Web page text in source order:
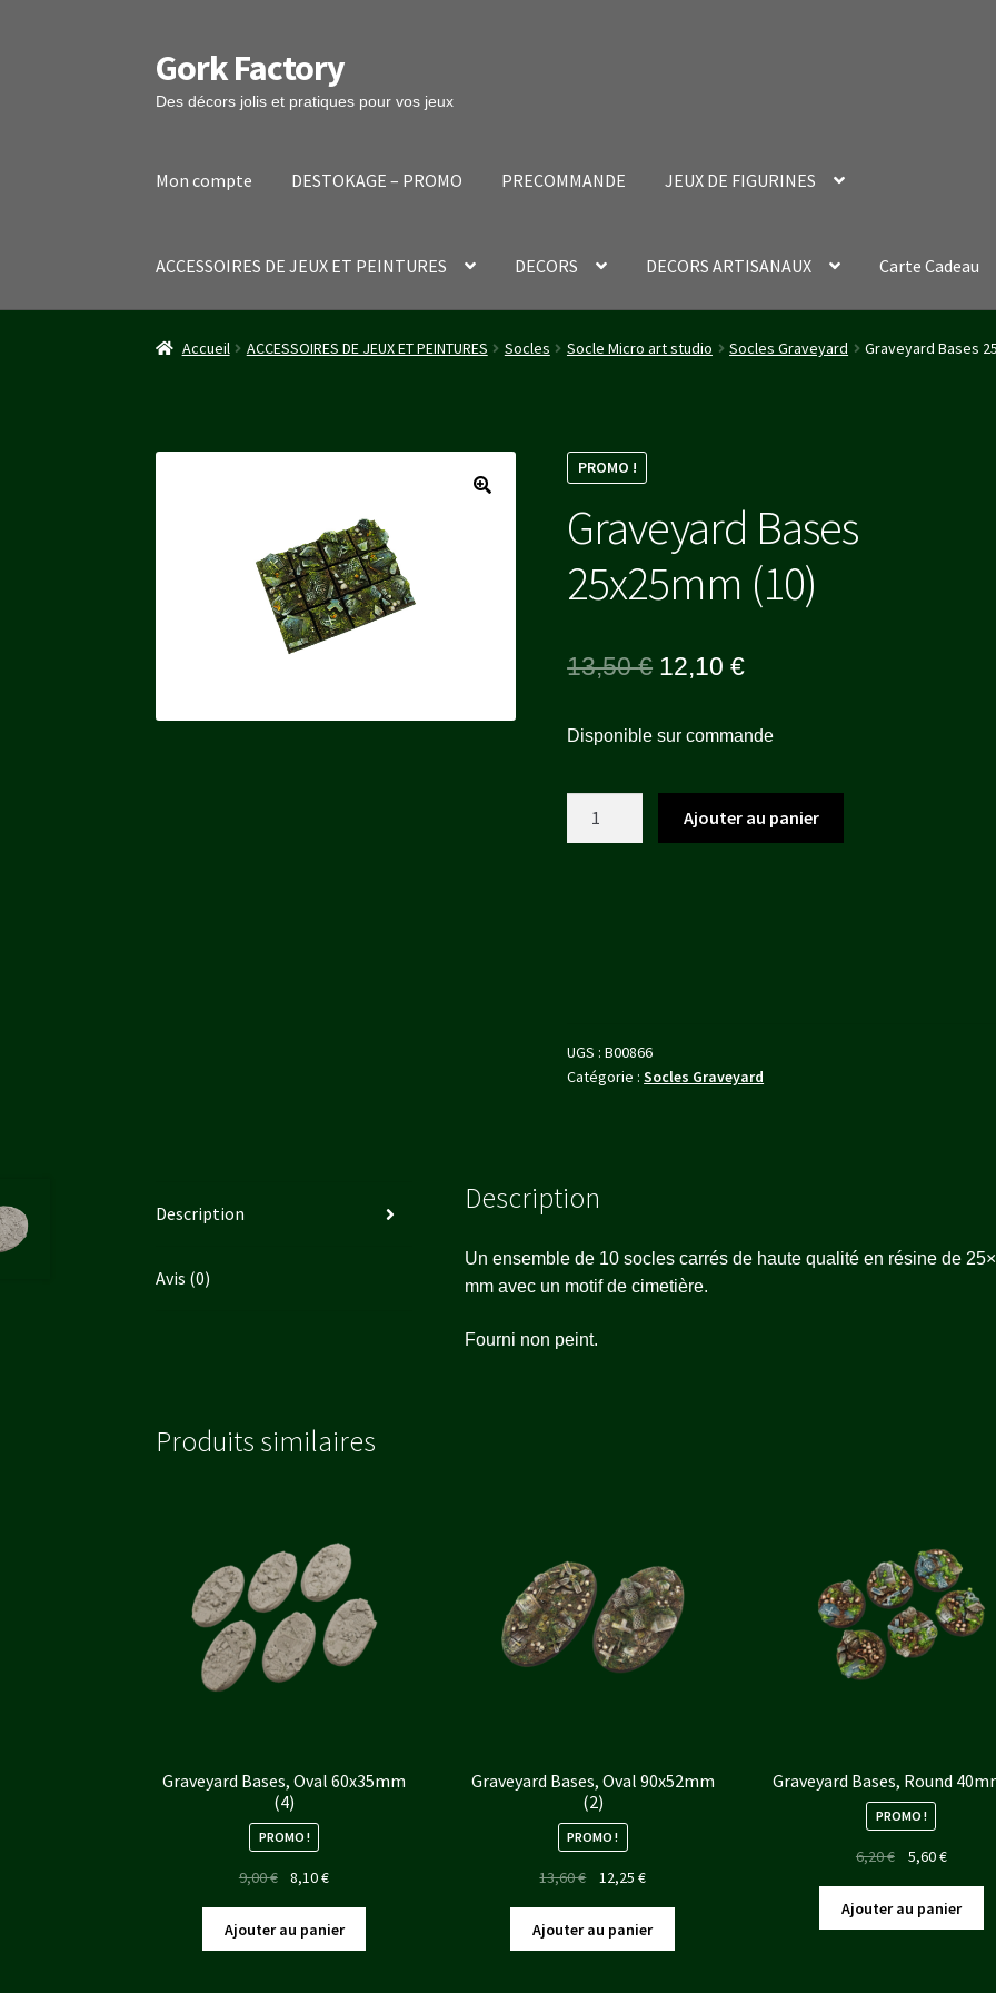
Aller
à
la
Aller
au
contenu
Gork Factory
Des décors jolis et pratiques pour vos jeux
Mon compte DESTOKAGE – PROMO PRECOMMANDE JEUX DE FIGURINES
ACCESSOIRES DE JEUX ET PEINTURES DECORS DECORS ARTISANAUX Carte Cadeau
Accueil CGV Mon compte Panier Stripe Payment Success PageValidation de la commande
Accueil ACCESSOIRES DE JEUX ET PEINTURES Socles Socle Micro art studio Socles Graveyard Graveyard Bases
PROMO !
Graveyard Bases
25x25mm (10)
13,50€ Le
initial
était :
13,50 €.
12,10€Le
actuel
est :
12,10 €.
Disponible sur commande
Ajouter au panier
UGS :B00866
Catégorie :Socles Graveyard
Description
Avis (0)
Description
Un ensemble de 10 socles carrés de haute qualité en résine de
mm avec un motif de cimetière.
Fourni non peint.
Produits similaires
Graveyard Bases, Oval 60x35mm
(4)
PROMO !
9,00€
Le
initial
était :
8,10€Le
actuel
est :
Ajouter au panier
Graveyard Bases, Oval 90x52mm
(2)
PROMO !
13,60€
Le
initial
était :
12,25 €Le
actuel
est :
Ajouter au panier
Graveyard Bases, Round
PROMO !
6,20€
Le
initial
était :
5,60€Le
actuel
est :
Ajouter au panier